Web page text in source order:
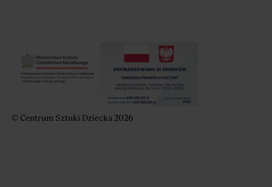
© Centrum Sztuki Dziecka 2026